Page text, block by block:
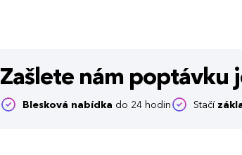
Zašlete nám poptávku
Blesková nabídka do 24 hodin Stačí